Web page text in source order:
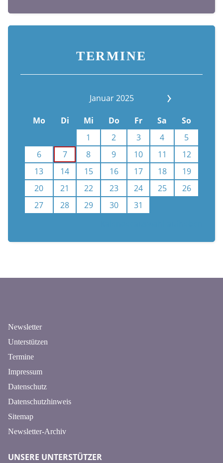
TERMINE
Januar 2025
Mo Di Mi Do Fr Sa
So
1
2 3 4
5
6
7 8 9 10 11
12
13
14 15 16 17 18
19
20
21 22 23 24 25
26
27
28 29 30
31
Newsletter
Unterstützen
Termine
Impressum
Datenschutz
Datenschutzhinweis
Sitemap
Newsletter-Archiv
UNSERE UNTERSTÜTZER